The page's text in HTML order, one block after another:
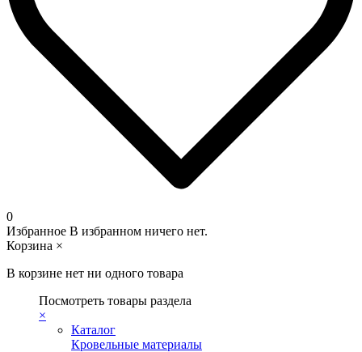
0
Избранное В избранном ничего нет.
Корзина ×
В корзине нет ни одного товара
Посмотреть товары раздела
×
Каталог
Кровельные материалы